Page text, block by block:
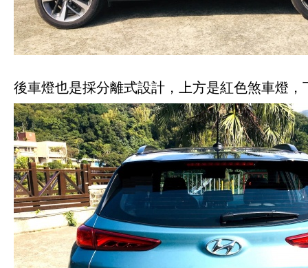
後車燈也是採分離式設計，上方是紅色煞車燈